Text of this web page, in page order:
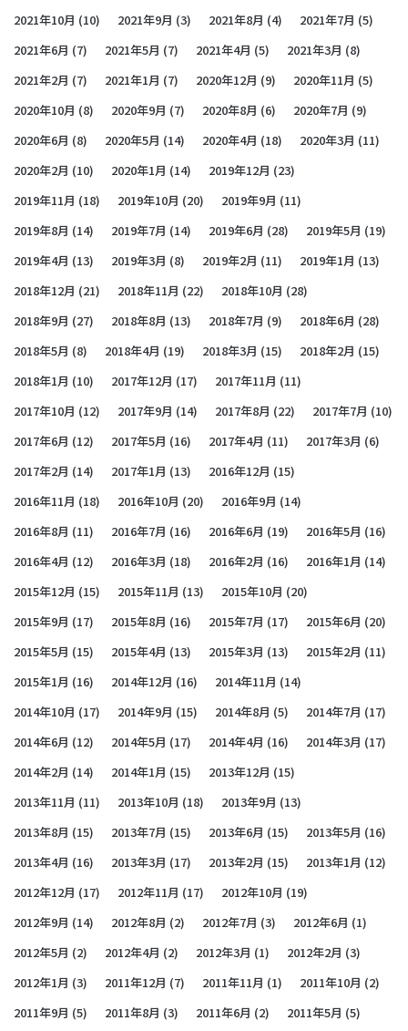
2021年10月 (10) 2021年9月 (3) 2021年8月 (4) 2021年7月 (5)
2021年6月 (7) 2021年5月 (7) 2021年4月 (5) 2021年3月 (8)
2021年2月 (7) 2021年1月 (7) 2020年12月 (9) 2020年11月 (5)
2020年10月 (8) 2020年9月 (7) 2020年8月 (6) 2020年7月 (9)
2020年6月 (8) 2020年5月 (14) 2020年4月 (18) 2020年3月 (11)
2020年2月 (10) 2020年1月 (14) 2019年12月 (23)
2019年11月 (18) 2019年10月 (20) 2019年9月 (11)
2019年8月 (14) 2019年7月 (14) 2019年6月 (28) 2019年5月 (19)
2019年4月 (13) 2019年3月 (8) 2019年2月 (11) 2019年1月 (13)
2018年12月 (21) 2018年11月 (22) 2018年10月 (28)
2018年9月 (27) 2018年8月 (13) 2018年7月 (9) 2018年6月 (28)
2018年5月 (8) 2018年4月 (19) 2018年3月 (15) 2018年2月 (15)
2018年1月 (10) 2017年12月 (17) 2017年11月 (11)
2017年10月 (12) 2017年9月 (14) 2017年8月 (22) 2017年7月 (10)
2017年6月 (12) 2017年5月 (16) 2017年4月 (11) 2017年3月 (6)
2017年2月 (14) 2017年1月 (13) 2016年12月 (15)
2016年11月 (18) 2016年10月 (20) 2016年9月 (14)
2016年8月 (11) 2016年7月 (16) 2016年6月 (19) 2016年5月 (16)
2016年4月 (12) 2016年3月 (18) 2016年2月 (16) 2016年1月 (14)
2015年12月 (15) 2015年11月 (13) 2015年10月 (20)
2015年9月 (17) 2015年8月 (16) 2015年7月 (17) 2015年6月 (20)
2015年5月 (15) 2015年4月 (13) 2015年3月 (13) 2015年2月 (11)
2015年1月 (16) 2014年12月 (16) 2014年11月 (14)
2014年10月 (17) 2014年9月 (15) 2014年8月 (5) 2014年7月 (17)
2014年6月 (12) 2014年5月 (17) 2014年4月 (16) 2014年3月 (17)
2014年2月 (14) 2014年1月 (15) 2013年12月 (15)
2013年11月 (11) 2013年10月 (18) 2013年9月 (13)
2013年8月 (15) 2013年7月 (15) 2013年6月 (15) 2013年5月 (16)
2013年4月 (16) 2013年3月 (17) 2013年2月 (15) 2013年1月 (12)
2012年12月 (17) 2012年11月 (17) 2012年10月 (19)
2012年9月 (14) 2012年8月 (2) 2012年7月 (3) 2012年6月 (1)
2012年5月 (2) 2012年4月 (2) 2012年3月 (1) 2012年2月 (3)
2012年1月 (3) 2011年12月 (7) 2011年11月 (1) 2011年10月 (2)
2011年9月 (5) 2011年8月 (3) 2011年6月 (2) 2011年5月 (5)